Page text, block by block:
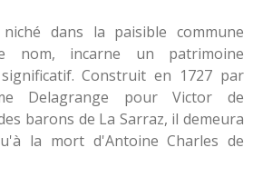
dans la paisible commune
nom, incarne un patrimoine
Construit en 1727 par
Delagrange pour Victor de
barons de La Sarraz, il demeura
la mort d'Antoine Charles de